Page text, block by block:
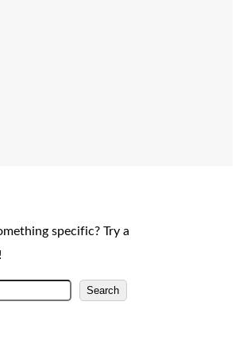
specific? Try a
Search